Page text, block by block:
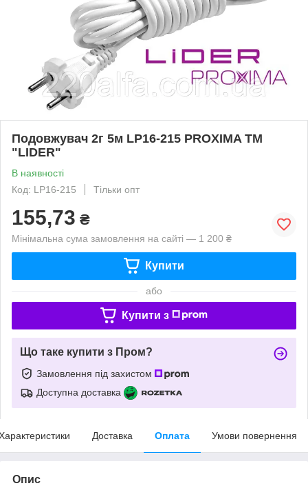
Подовжувач 2г 5м LP16-215 PROXIMA ТМ
"LIDER"
В наявності
Код: LP16-215
Тільки опт
155,73 ₴
Мінімальна сума замовлення на сайті — 1 200 ₴
Купити
або
Купити з
Що таке купити з Пром?
Замовлення під захистом
Доступна доставка
Доставка Оплата Умови повернення
Опис